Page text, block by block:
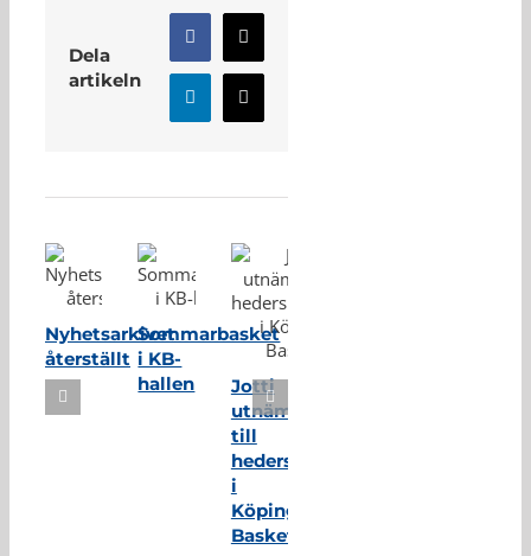
Dela
artikeln
Facebook
X
LinkedInE-
post
Nyhetsarkivet
återställt
Sommarbasket
i KB-
hallen
Jotti
utnämnd
till
hedersmedlem
i
Köping
Basket